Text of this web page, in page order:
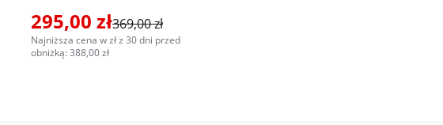
295,00 zł369,00 zł
Najniższa cena w zł z 30 dni przed
obniżką: 388,00 zł